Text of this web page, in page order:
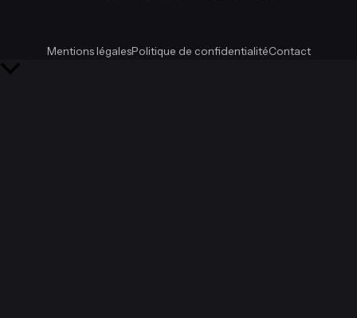
Mentions légalesPolitique de confidentialitéContact